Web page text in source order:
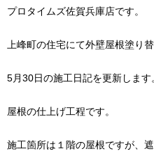
プロタイムズ佐賀兵庫店です。
上峰町の住宅にて外壁屋根塗り
5月30日の施工日記を更新します
屋根の仕上げ工程です。
施工箇所は１階の屋根ですが、